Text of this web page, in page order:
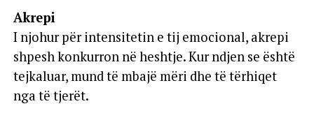
Akrepi
I njohur për intensitetin e tij emocional, akrepi
shpesh konkurron në heshtje. Kur ndjen se është
tejkaluar, mund të mbajë mëri dhe të tërhiqet
nga të tjerët.